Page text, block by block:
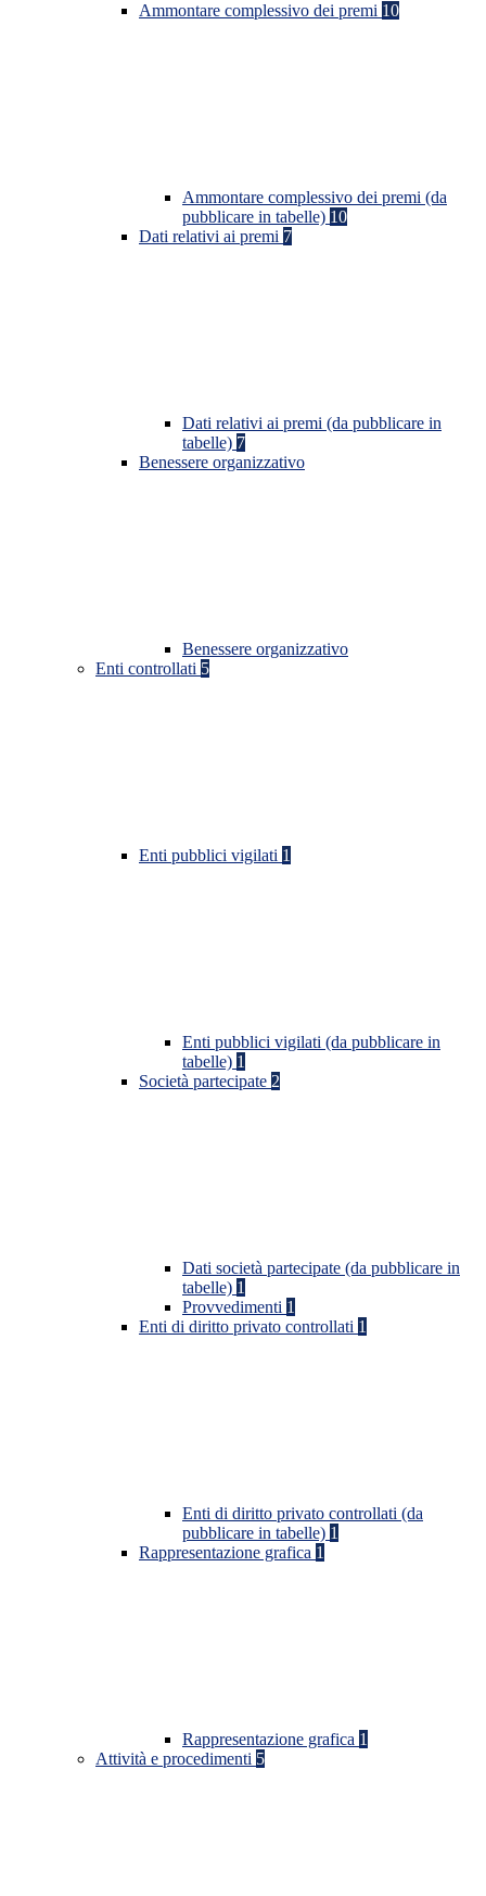
Ammontare complessivo dei premi 10
Ammontare complessivo dei premi (da
pubblicare in tabelle) 10
Dati relativi ai premi 7
Dati relativi ai premi (da pubblicare in
tabelle) 7
Benessere organizzativo
Benessere organizzativo
Enti controllati 5
Enti pubblici vigilati 1
Enti pubblici vigilati (da pubblicare in
tabelle) 1
Società partecipate 2
Dati società partecipate (da pubblicare in
tabelle) 1
Provvedimenti 1
Enti di diritto privato controllati 1
Enti di diritto privato controllati (da
pubblicare in tabelle) 1
Rappresentazione grafica 1
Rappresentazione grafica 1
Attività e procedimenti 5